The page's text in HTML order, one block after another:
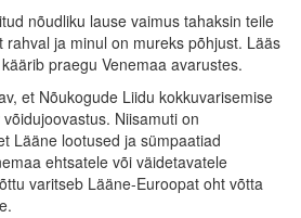
nõudliku lause vaimus tahaksin teile
rahval ja minul on mureks põhjust. Lääs
praegu Venemaa avarustes.
et Nõukogude Liidu kokkuvarisemise
Niisamuti on
Lääne lootused ja sümpaatiad
ehtsatele või väidetavatele
varitseb Lääne-Euroopat oht võtta